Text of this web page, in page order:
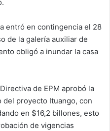
entró en contingencia el 28
de la galería auxiliar de
obligó a inundar la casa
de EPM aprobó la
proyecto Ituango, con
en $16,2 billones, esto
de vigencias